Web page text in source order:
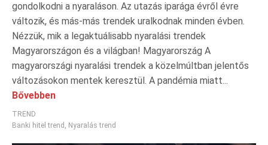
gondolkodni a nyaraláson. Az utazás iparága évről évre
változik, és más-más trendek uralkodnak minden évben.
Nézzük, mik a legaktuálisabb nyaralási trendek
Magyarországon és a világban! Magyarország A
magyarországi nyaralási trendek a közelmúltban jelentős
változásokon mentek keresztül. A pandémia miatt...
Bővebben
TREND
Banki hitel trend , Nyaralás trend